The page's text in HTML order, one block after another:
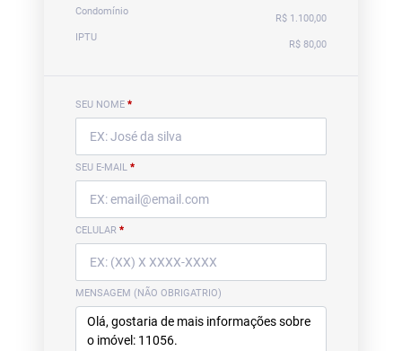
Condomínio
R$ 1.100,00
IPTU
R$ 80,00
SEU NOME *
SEU E-MAIL *
CELULAR *
MENSAGEM (NÃO OBRIGATRIO)